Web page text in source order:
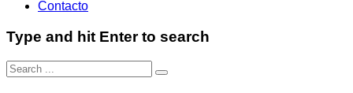
Contacto
Type and hit Enter to search